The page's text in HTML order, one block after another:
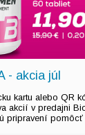
- akcia júl
kartu alebo QR
akcií v predajni
pripravení pomôcť